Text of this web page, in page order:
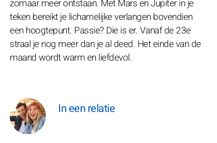
zomaar meer ontstaan. Met Mars en Jupiter in je
teken bereikt je lichamelijke verlangen bovendien
een hoogtepunt. Passie? Die is er. Vanaf de 23e
straal je nog meer dan je al deed. Het einde van de
maand wordt warm en liefdevol.
In een relatie